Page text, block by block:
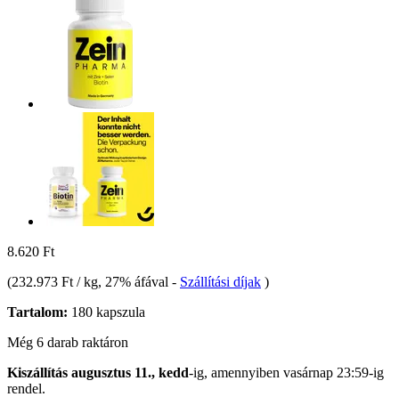
8.620 Ft
(232.973 Ft / kg, 27% áfával - Szállítási díjak )
Tartalom: 180 kapszula
Még 6 darab raktáron
Kiszállítás augusztus 11., kedd-ig, amennyiben vasárnap 23:59-ig
rendel.